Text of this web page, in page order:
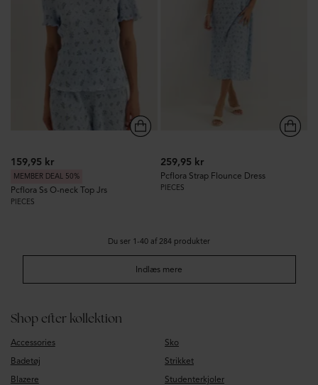
159,95 kr
MEMBER DEAL 50%
Pcflora Ss O-neck Top Jrs
PIECES
259,95 kr
Pcflora Strap Flounce Dress
PIECES
Du ser 1-40 af 284 produkter
Indlæs mere
Shop efter kollektion
Accessories
Badetøj
Blazere
Sko
Strikket
Studenterkjoler